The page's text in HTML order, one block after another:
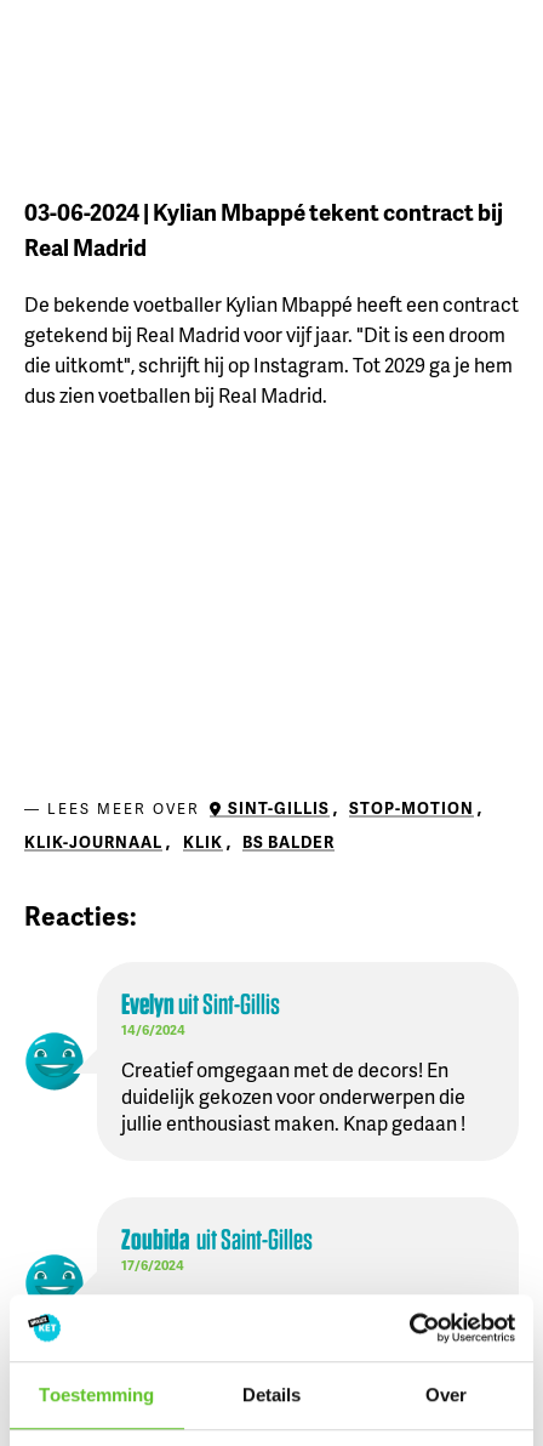
Toestemming Details Over
03-06-2024 | Kylian Mbappé tekent contract bij
Real Madrid
De bekende voetballer Kylian Mbappé heeft een contract
getekend bij Real Madrid voor vijf jaar. "Dit is een droom
die uitkomt", schrijft hij op Instagram. Tot 2029 ga je hem
dus zien voetballen bij Real Madrid.
LEES MEER OVER SINT-GILLIS , STOP-MOTION ,
KLIK-JOURNAAL , KLIK , BS BALDER
Reacties:
EvelynuitSint-Gillis
14/6/2024
Creatief omgegaan met de decors! En
duidelijk gekozen voor onderwerpen die
jullie enthousiast maken. Knap gedaan !
Zoubida uitSaint-Gilles
17/6/2024
Laat hier jouw reactie